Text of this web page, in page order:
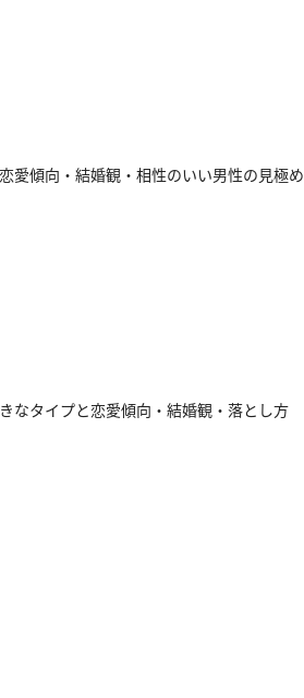
傾向・結婚観・相性のいい男性の見極め
タイプと恋愛傾向・結婚観・落とし方